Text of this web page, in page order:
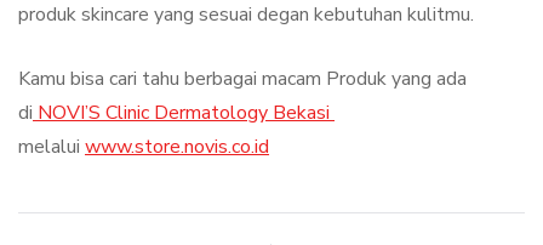
produk skincare yang sesuai degan kebutuhan kulitmu.
Kamu bisa cari tahu berbagai macam Produk yang ada
diNOVI’S Clinic Dermatology Bekasi
melalui www.store.novis.co.id